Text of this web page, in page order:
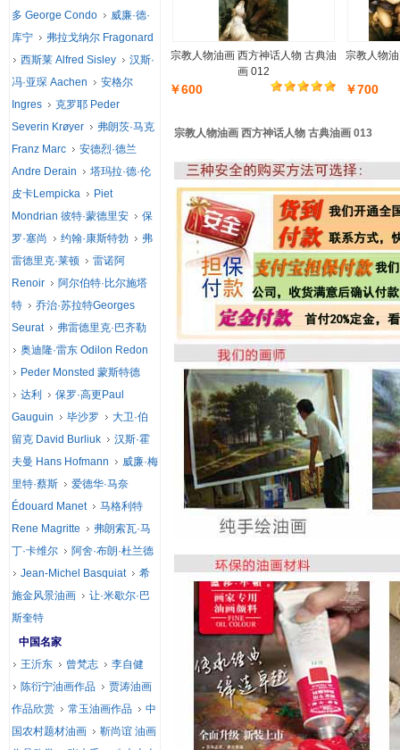
宗教人物油画 西方神话人物 古典油
画 012
￥600
宗教人物
￥700
宗教人物油画 西方神话人物 古典油画 013
多 George Condo
威廉·德·
库宁
弗拉戈纳尔 Fragonard
西斯莱 Alfred Sisley
汉斯·
冯·亚琛 Aachen
安格尔
Ingres
克罗耶 Peder
Severin Krøyer
弗朗茨·马克
Franz Marc
安德烈·德兰
Andre Derain
塔玛拉·德·伦
皮卡Lempicka
Piet
Mondrian 彼特·蒙德里安
保
罗·塞尚
约翰·康斯特勃
弗
雷德里克·莱顿
雷诺阿
Renoir
阿尔伯特·比尔施塔
特
乔治·苏拉特Georges
Seurat
弗雷德里克·巴齐勒
奥迪隆·雷东 Odilon Redon
Peder Monsted 蒙斯特德
达利
保罗·高更Paul
Gauguin
毕沙罗
大卫·伯
留克 David Burliuk
汉斯·霍
夫曼 Hans Hofmann
威廉·梅
里特·蔡斯
爱德华·马奈
Édouard Manet
马格利特
Rene Magritte
弗朗索瓦·马
丁·卡维尔
阿舍·布朗·杜兰德
Jean-Michel Basquiat
希
施金风景油画
让·米歇尔·巴
斯奎特
中国名家
王沂东
曾梵志
李自健
陈衍宁油画作品
贾涛油画
作品欣赏
常玉油画作品
中
国农村题材油画
靳尚谊 油画